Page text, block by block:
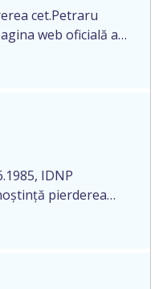
donație nr.4493 din
Plata […]
cet.Petraru
web oficială a
cu următorul
în Republica
actului notarial:
nr.2147 și nr.2149
IDNP
pierderea
19.10.1999,